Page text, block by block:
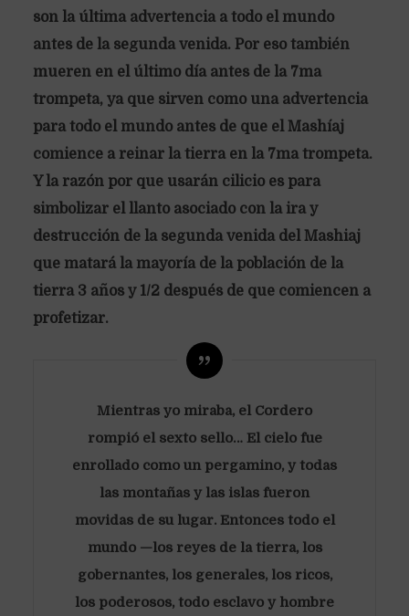
son la última advertencia a todo el mundo
antes de la segunda venida. Por eso también
mueren en el último día antes de la 7ma
trompeta, ya que sirven como una advertencia
para todo el mundo antes de que el Mashíaj
comience a reinar la tierra en la 7ma trompeta.
Y la razón por que usarán cilicio es para
simbolizar el llanto asociado con la ira y
destrucción de la segunda venida del Mashiaj
que matará la mayoría de la población de la
tierra 3 años y 1/2 después de que comiencen a
profetizar.
Mientras yo miraba, el Cordero
rompió el sexto sello… El cielo fue
enrollado como un pergamino, y todas
las montañas y las islas fueron
movidas de su lugar. Entonces todo el
mundo —los reyes de la tierra, los
gobernantes, los generales, los ricos,
los poderosos, todo esclavo y hombre